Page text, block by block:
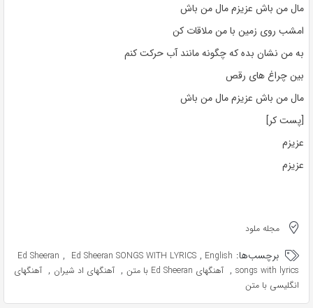
مال من باش عزیزم مال من باش
امشب روی زمین با من ملاقات کن
به من نشان بده که چگونه مانند آب حرکت کنم
بین چراغ های رقص
مال من باش عزیزم مال من باش
[پست کر]
عزیزم
عزیزم
مجله ملود
برچسب‌ها: Ed Sheeran , Ed Sheeran SONGS WITH LYRICS , English
songs with lyrics
, آهنگهای Ed Sheeran با متن , آهنگهای اد شیران , آهنگهای
انگلیسی با متن